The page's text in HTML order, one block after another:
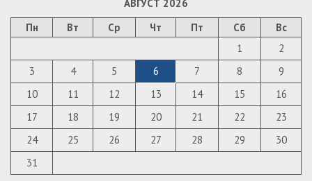
АВГУСТ 2026
Пн
Вт Ср Чт Пт Сб
Вс
1
2
3
4 5 6 7 8
9
10
11 12 13 14 15
16
17
18 19 20 21 22
23
24
25 26 27 28 29
30
31